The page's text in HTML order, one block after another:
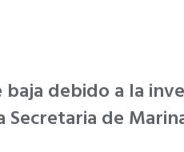
debido a la
de